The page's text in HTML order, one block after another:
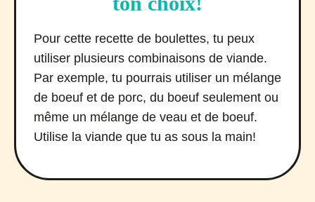
Pour cette recette de boulettes, tu peux
utiliser plusieurs combinaisons de viande.
Par exemple, tu pourrais utiliser un mélange
de boeuf et de porc, du boeuf seulement ou
même un mélange de veau et de boeuf.
Utilise la viande que tu as sous la main!